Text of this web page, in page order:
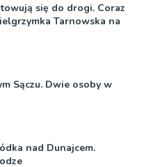
się do drogi. Coraz
Tarnowska na
Sączu. Dwie osoby w
nad Dunajcem.